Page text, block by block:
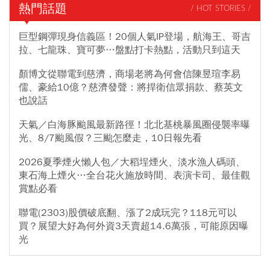
熱門話題 / HOT STORIES /
巨型鋼彈現身信義區！20個人氣IP登場，航海王、哥吉
拉、七龍珠、寶可夢…盤點打卡熱點，活動只到這天
顏博文從聯電到慈濟，商場老將為何會信陳昱瑄李易
儒、豪給10億？慈濟發聲：將捍衛信眾捐款、蔡英文
也說話
天氣／白海豚颱風最新路徑！北北基桃暴風圈侵襲率曝
光、8/7颱風假？三颱怎麼走，10日報先看
2026夏季煙火懶人包／大稻埕煙火、淡水漁人碼頭、
東石海上煙火…全台花火施放時間、表演卡司、最佳觀
賞點必看
聯電(2303)股價破底翻、漲了2成玩完？118元可以
買？展望大好為何外資3天賣超14.6萬張，可能原因曝
光